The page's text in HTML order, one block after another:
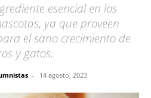
esencial en los
ya que proveen
el sano crecimiento de
y gatos.
- 14 agosto, 2023